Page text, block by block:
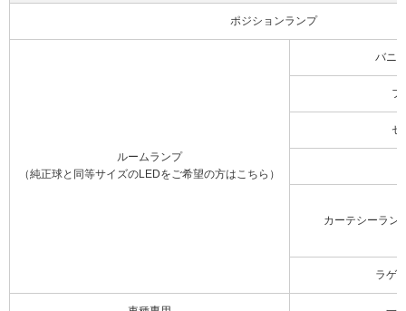
ポジションランプ
ルームランプ
（純正球と同等サイズのLEDをご希望の方はこちら）
バニ
フ
セ
カーテシーラン
ラゲ